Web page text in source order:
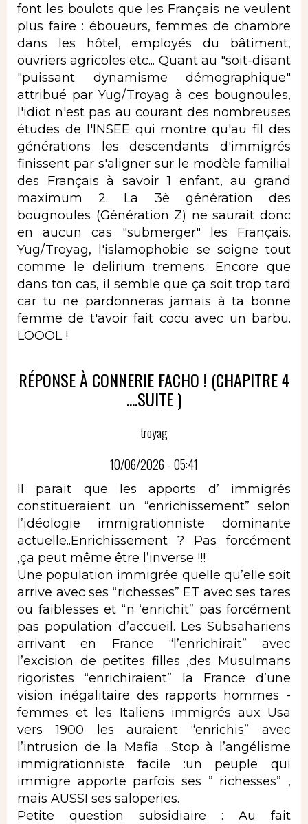
font les boulots que les Français ne veulent
plus faire : éboueurs, femmes de chambre
dans les hôtel, employés du bâtiment,
ouvriers agricoles etc... Quant au "soit-disant
"puissant dynamisme démographique"
attribué par Yug/Troyag à ces bougnoules,
l'idiot n'est pas au courant des nombreuses
études de l'INSEE qui montre qu'au fil des
générations les descendants d'immigrés
finissent par s'aligner sur le modèle familial
des Français à savoir 1 enfant, au grand
maximum 2. La 3è génération des
bougnoules (Génération Z) ne saurait donc
en aucun cas "submerger" les Français.
Yug/Troyag, l'islamophobie se soigne tout
comme le delirium tremens. Encore que
dans ton cas, il semble que ça soit trop tard
car tu ne pardonneras jamais à ta bonne
femme de t'avoir fait cocu avec un barbu.
LOOOL !
RÉPONSE À CONNERIE FACHO ! (CHAPITRE 4
....SUITE )
troyag
10/06/2026 - 05:41
Il parait que les apports d’ immigrés
constitueraient un “enrichissement” selon
l’idéologie immigrationniste dominante
actuelle..Enrichissement ? Pas forcément
,ça peut même être l’inverse !!!
Une population immigrée quelle qu’elle soit
arrive avec ses “richesses” ET avec ses tares
ou faiblesses et “n ‘enrichit” pas forcément
pas population d’accueil. Les Subsahariens
arrivant en France “l’enrichirait” avec
l’excision de petites filles ,des Musulmans
rigoristes “enrichiraient” la France d’une
vision inégalitaire des rapports hommes -
femmes et les Italiens immigrés aux Usa
vers 1900 les auraient “enrichis” avec
l’intrusion de la Mafia ...Stop à l’angélisme
immigrationniste facile :un peuple qui
immigre apporte parfois ses ” richesses” ,
mais AUSSI ses saloperies.
Petite question subsidiaire : Au fait